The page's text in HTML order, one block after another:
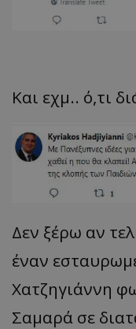
Και εχμ.. ό,τι
Δεν ξέρω αν
έναν
Χατζηγιάννη
Σαμαρά σε